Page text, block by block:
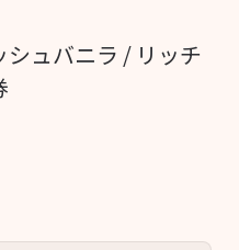
シュバニラ / リッチ